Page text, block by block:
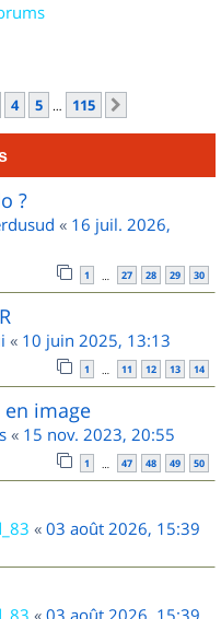
115
4 5 … 115
?
« 16 juil. 2026,
1 … 27 28 29 30
« 10 juin 2025, 13:13
1 … 11 12 13 14
image
« 15 nov. 2023, 20:55
1 … 47 48 49 50
« 03 août 2026, 15:39
« 03 août 2026, 15:39